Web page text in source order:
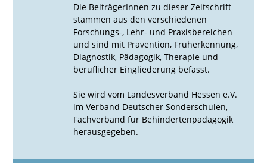
Die BeiträgerInnen zu dieser Zeitschrift
stammen aus den verschiedenen
Forschungs-, Lehr- und Praxisbereichen
und sind mit Prävention, Früherkennung,
Diagnostik, Pädagogik, Therapie und
beruflicher Eingliederung befasst.
Sie wird vom Landesverband Hessen e.V.
im Verband Deutscher Sonderschulen,
Fachverband für Behindertenpädagogik
herausgegeben.